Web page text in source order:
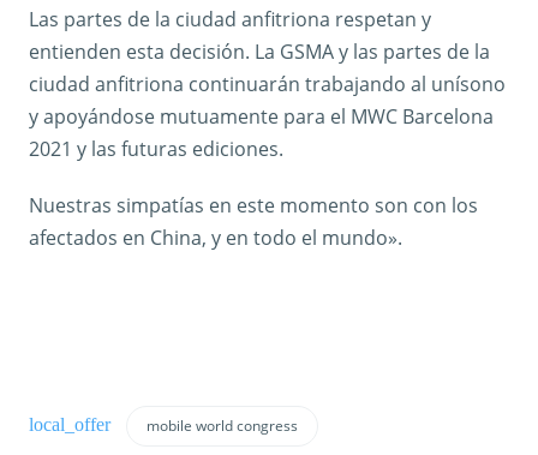
Las partes de la ciudad anfitriona respetan y
entienden esta decisión. La GSMA y las partes de la
ciudad anfitriona continuarán trabajando al unísono
y apoyándose mutuamente para el MWC Barcelona
2021 y las futuras ediciones.
Nuestras simpatías en este momento son con los
afectados en China, y en todo el mundo».
mobile world congress